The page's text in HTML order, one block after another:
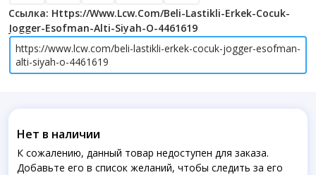
Ссылка: Https://www.lcw.com/beli-Lastikli-Erkek-Cocuk-
Jogger-Esofman-Alti-Siyah-O-4461619
https://www.lcw.com/beli-lastikli-erkek-cocuk-jogger-esofman-
alti-siyah-o-4461619
Нет в наличии
К сожалению, данный товар недоступен для заказа.
Добавьте его в список желаний, чтобы следить за его